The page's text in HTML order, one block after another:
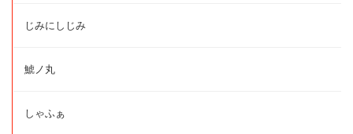
じみにしじみ
鯱ノ丸
しゃふぁ